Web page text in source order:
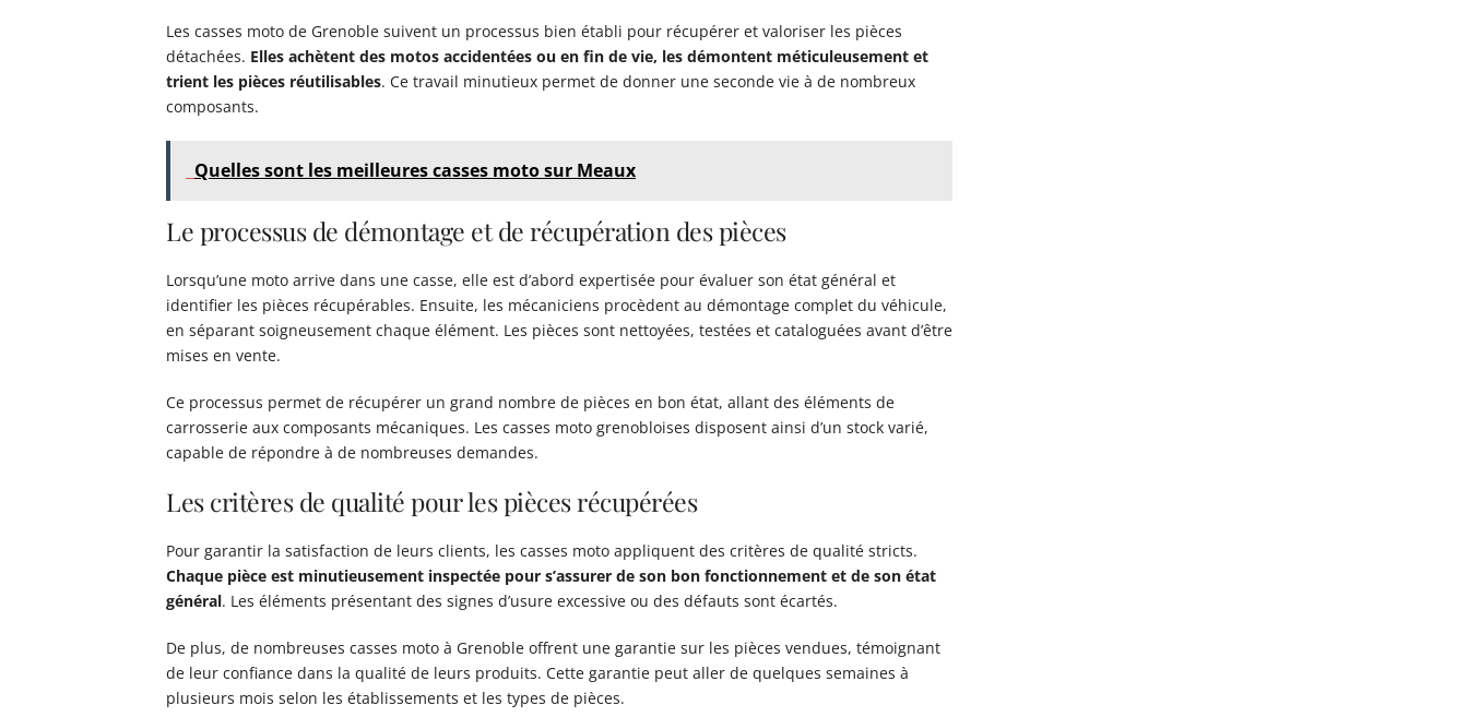
Les casses moto de Grenoble suivent un processus bien établi pour récupérer et valoriser les pièces
détachées. Elles achètent des motos accidentées ou en fin de vie, les démontent méticuleusement et
trient les pièces réutilisables. Ce travail minutieux permet de donner une seconde vie à de nombreux
composants.
Quelles sont les meilleures casses moto sur Meaux
Le processus de démontage et de récupération des pièces
Lorsqu’une moto arrive dans une casse, elle est d’abord expertisée pour évaluer son état général et
identifier les pièces récupérables. Ensuite, les mécaniciens procèdent au démontage complet du véhicule,
en séparant soigneusement chaque élément. Les pièces sont nettoyées, testées et cataloguées avant d’être
mises en vente.
Ce processus permet de récupérer un grand nombre de pièces en bon état, allant des éléments de
carrosserie aux composants mécaniques. Les casses moto grenobloises disposent ainsi d’un stock varié,
capable de répondre à de nombreuses demandes.
Les critères de qualité pour les pièces récupérées
Pour garantir la satisfaction de leurs clients, les casses moto appliquent des critères de qualité stricts.
Chaque pièce est minutieusement inspectée pour s’assurer de son bon fonctionnement et de son état
général. Les éléments présentant des signes d’usure excessive ou des défauts sont écartés.
De plus, de nombreuses casses moto à Grenoble offrent une garantie sur les pièces vendues, témoignant
de leur confiance dans la qualité de leurs produits. Cette garantie peut aller de quelques semaines à
plusieurs mois selon les établissements et les types de pièces.